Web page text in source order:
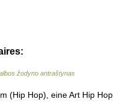
žodyno antraštynas
(Hip Hop), eine Art Hip Hop